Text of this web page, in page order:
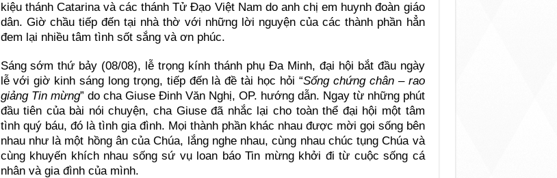
kiệu thánh Catarina và các thánh Tử Đạo Việt Nam do anh chị em huynh đoàn giáo
dân. Giờ chầu tiếp đến tại nhà thờ với những lời nguyện của các thành phần hẳn
đem lại nhiều tâm tình sốt sắng và ơn phúc.
Sáng sớm thứ bảy (08/08), lễ trọng kính thánh phụ Đa Minh, đại hội bắt đầu ngày
lễ với giờ kinh sáng long trọng, tiếp đến là đề tài học hỏi “Sống chứng chân – rao
giảng Tin mừng” do cha Giuse Đinh Văn Nghị, OP. hướng dẫn. Ngay từ những phút
đầu tiên của bài nói chuyện, cha Giuse đã nhắc lại cho toàn thể đại hội một tâm
tình quý báu, đó là tình gia đình. Mọi thành phần khác nhau được mời gọi sống bên
nhau như là một hồng ân của Chúa, lắng nghe nhau, cùng nhau chúc tụng Chúa và
cùng khuyến khích nhau sống sứ vụ loan báo Tin mừng khởi đi từ cuộc sống cá
nhân và gia đình của mình.